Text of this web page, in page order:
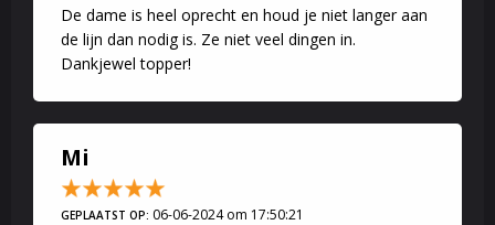
De dame is heel oprecht en houd je niet langer aan
de lijn dan nodig is. Ze niet veel dingen in.
Dankjewel topper!
Mi
GEPLAATST OP: 06-06-2024 om 17:50:21